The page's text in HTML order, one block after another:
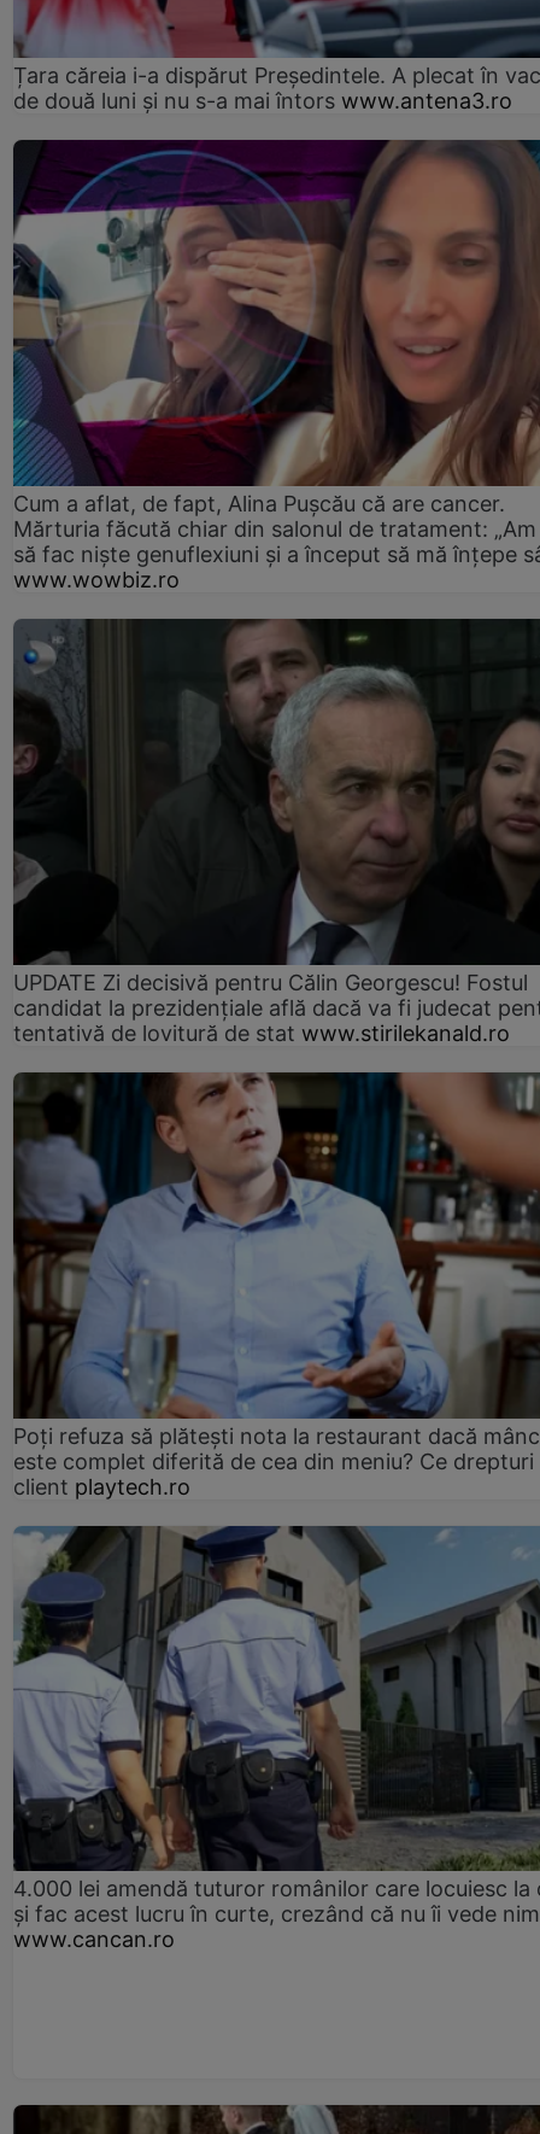
Țara căreia i-a dispărut Președintele. A plecat în
de două luni și nu s-a mai întors www.antena3.ro
Cum a aflat, de fapt, Alina Pușcău că are cancer.
Mărturia făcută chiar din salonul de tratament:
să fac niște genuflexiuni și a început să mă înțepe
www.wowbiz.ro
UPDATE Zi decisivă pentru Călin Georgescu! Fostul
candidat la prezidențiale află dacă va fi judecat
tentativă de lovitură de stat www.stirilekanald.ro
Poți refuza să plătești nota la restaurant dacă
este complet diferită de cea din meniu? Ce drepturi
client playtech.ro
4.000 lei amendă tuturor românilor care locuiesc la
și fac acest lucru în curte, crezând că nu îi vede
www.cancan.ro